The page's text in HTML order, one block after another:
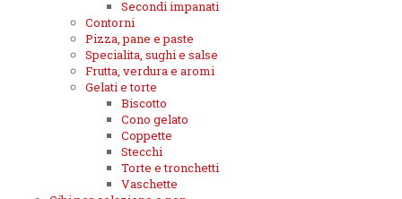
Secondi impanati
Contorni
Pizza, pane e paste
Specialita, sughi e salse
Frutta, verdura e aromi
Gelati e torte
Biscotto
Cono gelato
Coppette
Stecchi
Torte e tronchetti
Vaschette